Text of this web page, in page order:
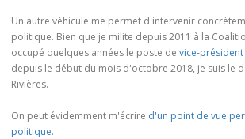
Un autre véhicule me permet d'intervenir
politique. Bien que je milite depuis 2011 à la
occupé quelques années le poste de vice-
depuis le début du mois d'octobre 2018, je suis le
Rivières.
On peut évidemment m'écrire d'un point de vue
politique.